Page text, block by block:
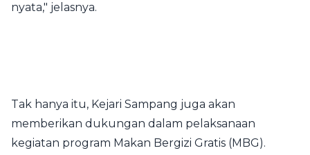
nyata," jelasnya.
Tak hanya itu, Kejari Sampang juga akan
memberikan dukungan dalam pelaksanaan
kegiatan program Makan Bergizi Gratis (MBG).